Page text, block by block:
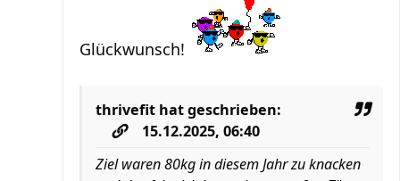
Glückwunsch!
thrivefit hat geschrieben:
15.12.2025, 06:40
Ziel waren 80kg in diesem Jahr zu knacken